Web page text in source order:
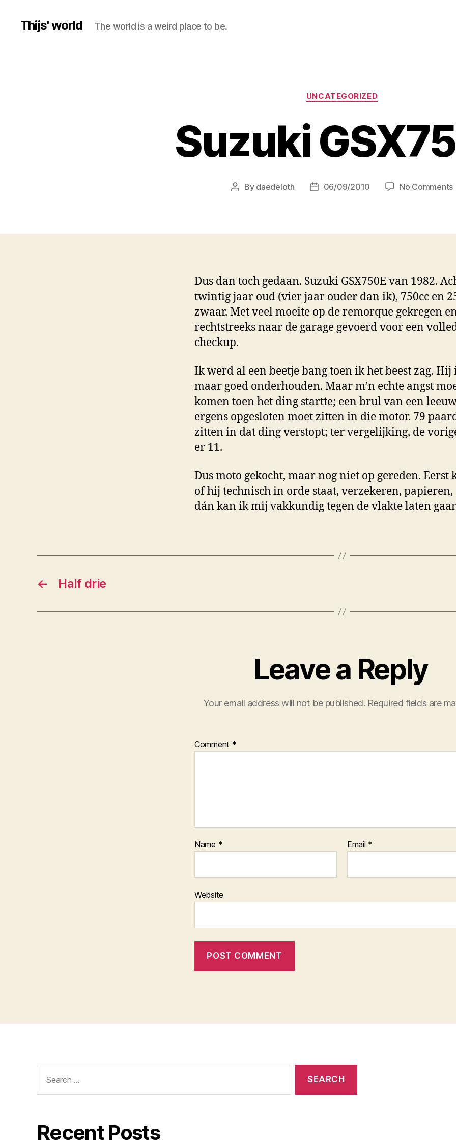
Thijs' world The world is a weird place to be.
Categories
UNCATEGORIZED
Suzuki
Post
By daedeloth
Post06/09/2010 No Comments
Dus dan toch gedaan. Suzuki GSX750E van 1982.
twintig jaar oud (vier jaar ouder dan ik), 750cc en
zwaar. Met veel moeite op de remorque gekregen
rechtstreeks naar de garage gevoerd voor een
checkup.
Ik werd al een beetje bang toen ik het beest zag. Hij
maar goed onderhouden. Maar m’n echte angst
komen toen het ding startte; een brul van een
ergens opgesloten moet zitten in die motor. 79
zitten in dat ding verstopt; ter vergelijking, de
er 11.
Dus moto gekocht, maar nog niet op gereden. Eerst
of hij technisch in orde staat, verzekeren,
dán kan ik mij vakkundig tegen de vlakte laten
← Half drie
Leave a Reply
Your email address will not be published. Required fields are
Comment *
Name * Email *
Website
for:
Recent Posts